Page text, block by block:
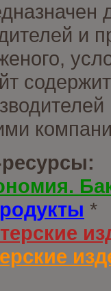
и
*